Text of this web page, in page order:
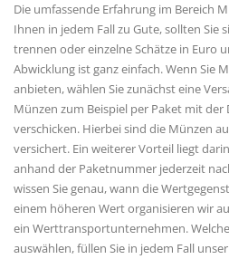
Die umfassende Erfahrung im Bereich
Ihnen in jedem Fall zu Gute, sollten Sie
trennen oder einzelne Schätze in Euro
Abwicklung ist ganz einfach. Wenn Sie
anbieten, wählen Sie zunächst eine
Münzen zum Beispiel per Paket mit der
verschicken. Hierbei sind die Münzen
versichert. Ein weiterer Vorteil liegt
anhand der Paketnummer jederzeit
wissen Sie genau, wann die
einem höheren Wert organisieren wir
ein Werttransportunternehmen.
auswählen, füllen Sie in jedem Fall